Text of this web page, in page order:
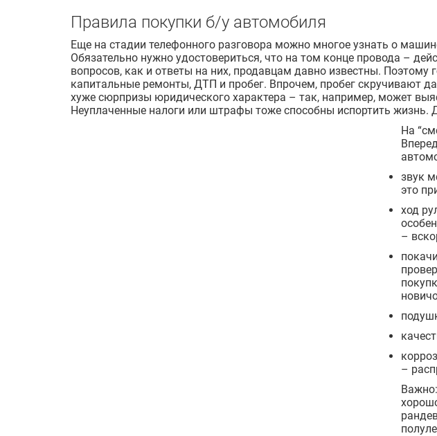
Правила покупки б/у автомобиля
Еще на стадии телефонного разговора можно многое узнать о
Обязательно нужно удостовериться, что на том конце провода –
вопросов, как и ответы на них, продавцам давно известны. Поэтому
капитальные ремонты, ДТП и пробег. Впрочем, пробег скручивают
хуже сюрпризы юридического характера – так, например, может
Неуплаченные налоги или штрафы тоже способны испортить
На
звук
это
ход
–
–